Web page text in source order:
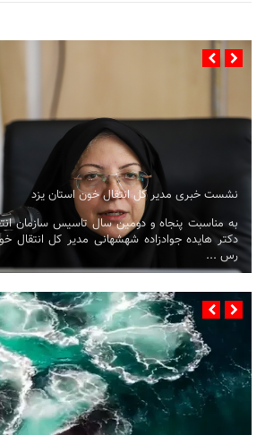
نشست خبری مدیر کل انتقال خون استان یزد
به مناسبت پنجاه و دومین سال تاسیس سازمان
دکتر هایده جوادزاده شهشهانی مدیر کل انتقال
رس ...